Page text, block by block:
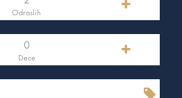
Odraslih
Dece